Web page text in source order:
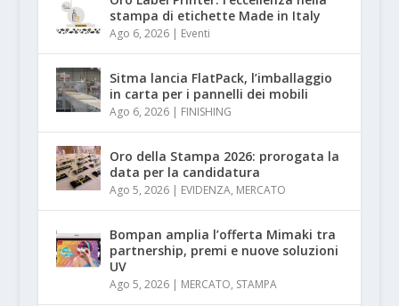
stampa di etichette Made in Italy
Ago 6, 2026| Eventi
Sitma lancia FlatPack, l’imballaggio
in carta per i pannelli dei mobili
Ago 6, 2026| FINISHING
Oro della Stampa 2026: prorogata la
data per la candidatura
Ago 5, 2026| EVIDENZA, MERCATO
Bompan amplia l’offerta Mimaki tra
partnership, premi e nuove soluzioni
UV
Ago 5, 2026| MERCATO, STAMPA